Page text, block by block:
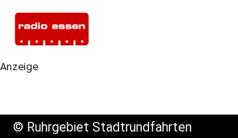
Anzeige
© Ruhrgebiet Stadtrundfahrten